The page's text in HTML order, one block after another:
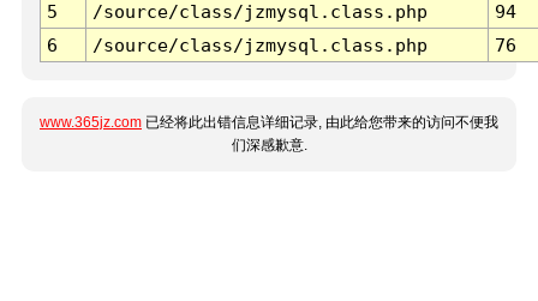
5
/source/class/jzmysql.class.php
94
6
/source/class/jzmysql.class.php 76
www.365jz.com 已经将此出错信息详细记录, 由此给您带来的访问不便我
们深感歉意.